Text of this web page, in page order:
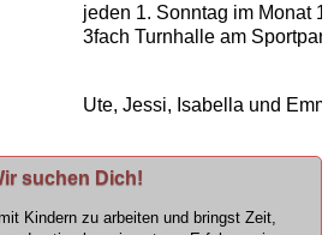
jeden 1. Sonntag im Monat
3fach Turnhalle am Sportpark
Ute, Jessi, Isabella und
suchen Dich!
Kindern zu arbeiten und bringst Zeit,